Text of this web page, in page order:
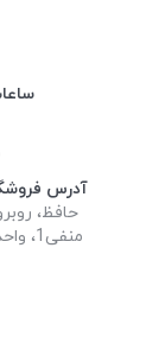
آدرس
حافظ،